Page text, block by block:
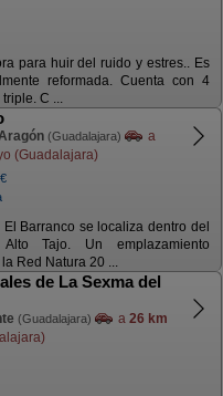
para huir del ruido y estres.. Es
reformada. Cuenta con 4
C ...
(Guadalajara)
a
(Guadalajara)
Barranco se localiza dentro del
Tajo. Un emplazamiento
Red Natura 20 ...
de La Sexma del
(Guadalajara) a 26 km